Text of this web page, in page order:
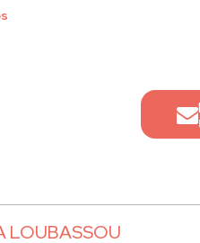
LOUBASSOU